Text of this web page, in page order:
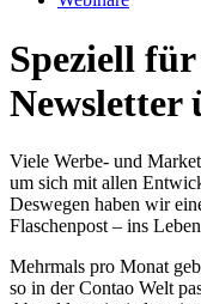
Speziell
Newsletter
Viele Werbe- und
um sich mit allen
Deswegen haben wir
Flaschenpost – ins
Mehrmals pro Monat
so in der Contao Welt